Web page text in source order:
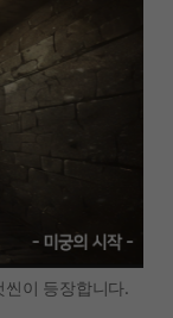
이 등장합니다.